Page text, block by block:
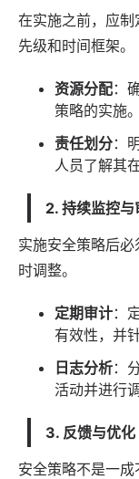
在实施之前，应
先级和时间框架。
资源分配：
策略的实施。
责任划分：
人员了解其
2. 持续监控与
实施安全策略后
时调整。
定期审计：
有效性，并
日志分析：
活动并进行调
3. 反馈与优化
安全策略不是一